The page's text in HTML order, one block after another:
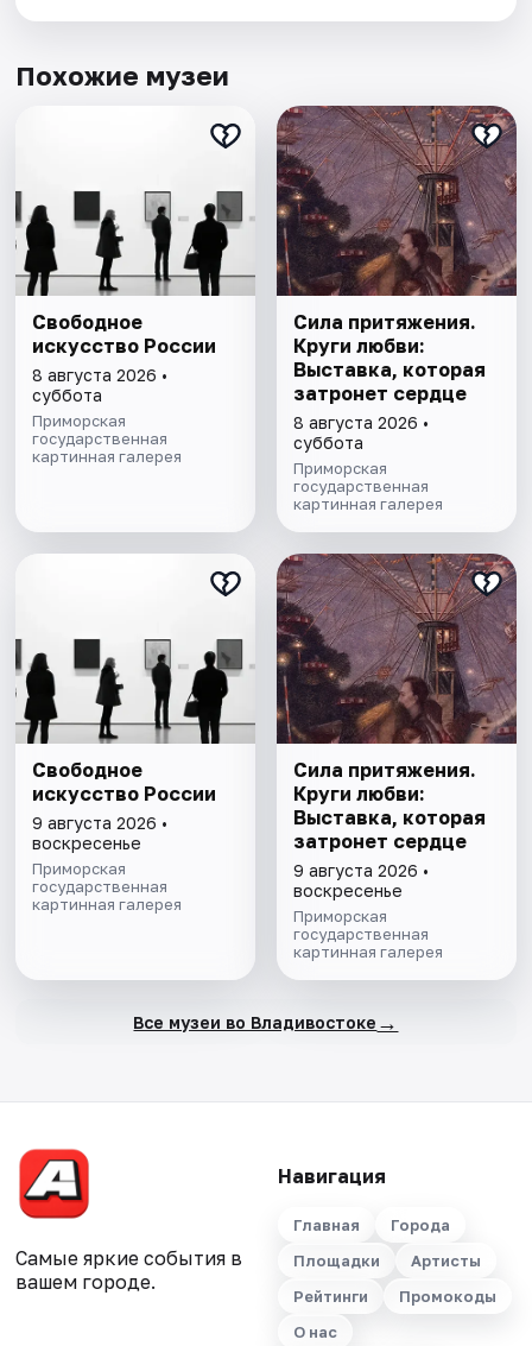
Похожие музеи
Свободное
искусство России
8 августа 2026 •
суббота
Приморская
государственная
картинная галерея
Сила притяжения.
Круги любви:
Выставка, которая
затронет сердце
8 августа 2026 •
суббота
Приморская
государственная
картинная галерея
Свободное
искусство России
9 августа 2026 •
воскресенье
Приморская
государственная
картинная галерея
Сила притяжения.
Круги любви:
Выставка, которая
затронет сердце
9 августа 2026 •
воскресенье
Приморская
государственная
картинная галерея
Все музеи во Владивостоке →
Самые яркие события в
вашем городе.
Навигация
Главная
Города
Площадки
Артисты
Рейтинги
Промокоды
О нас